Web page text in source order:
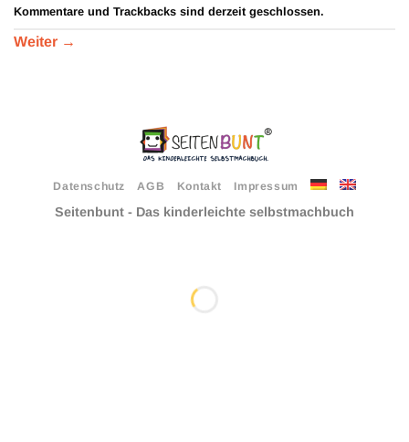
Kommentare und Trackbacks sind derzeit geschlossen.
Weiter →
Datenschutz AGB Kontakt Impressum
Seitenbunt - Das kinderleichte selbstmachbuch